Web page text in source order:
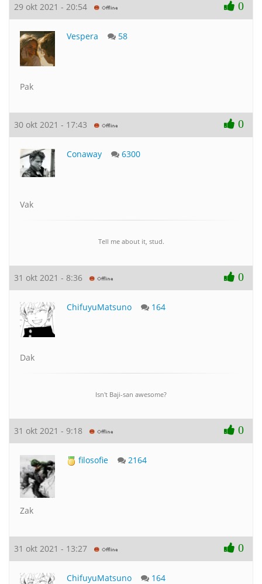
29 okt 2021 - 20:54 0
Vespera 58
Pak
30 okt 2021 - 17:43 0
Conaway 6300
Vak
Tell me about it, stud.
31 okt 2021 - 8:36 0
ChifuyuMatsuno 164
Dak
Isn't Baji-san awesome?
31 okt 2021 - 9:18 0
filosofie 2164
Zak
31 okt 2021 - 13:27 0
ChifuyuMatsuno 164